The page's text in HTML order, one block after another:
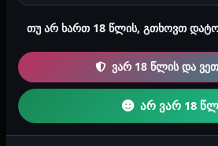
2026-07-21 15:44
თუ არ ხართ 18 წლის, გთხოვთ
ვარ 18 წლის და
არ ვარ 18